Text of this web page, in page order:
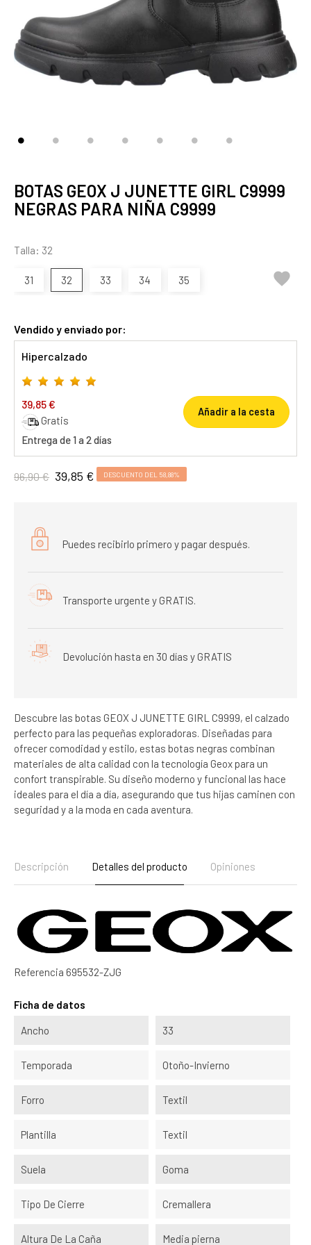
BOTAS GEOX J JUNETTE GIRL C9999
NEGRAS PARA NIÑA C9999
Talla: 32
31 32 33 34 35 
Vendido y enviado por:
Hipercalzado
39,85 €
Gratis
Entrega de 1 a 2 días
Añadir a la cesta
96,90 € 39,85 € DESCUENTO DEL 58,88%
Puedes recibirlo primero y pagar después.
Transporte urgente y GRATIS.
Devolución hasta en 30 días y GRATIS
Descubre las botas GEOX J JUNETTE GIRL C9999, el calzado
perfecto para las pequeñas exploradoras. Diseñadas para
ofrecer comodidad y estilo, estas botas negras combinan
materiales de alta calidad con la tecnología Geox para un
confort transpirable. Su diseño moderno y funcional las hace
ideales para el día a día, asegurando que tus hijas caminen con
seguridad y a la moda en cada aventura.
Descripción Detalles del producto Opiniones
Referencia 695532-ZJG
Ficha de datos
Ancho 33
Temporada Otoño-Invierno
Forro Textil
Plantilla Textil
Suela Goma
Tipo De Cierre Cremallera
Altura De La Caña Media pierna